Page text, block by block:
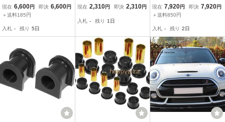
Ｍａｘ/Ｅ-PRO「特殊コ
ア+最新ＥＤＬＣ1.33F搭
収でエンジンパワー＆ト
現在 6,600円 即決 6,600円
＋送料185円
入札 - 残り 5日
レタンブッシュ スタビラ
赤 20mm スタビ/ゴム/リ
40Z/S130Z
現在 2,310円 即決 2,310円
入札 - 残り 1日
ッシュ-ステアリング ラッ
ク&ピニオン 前期 黒 エナ
ergy Suspension S31Z/2
40Z
現在 7,920円 即決 7,920円
＋送料850円
入札 - 残り 2日